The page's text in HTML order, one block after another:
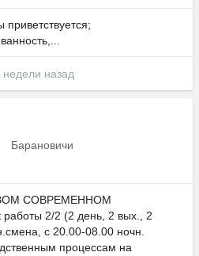
приветствуется;
назад
Барановичи
СОВРЕМЕННОМ
2/2 (2 день, 2 вых., 2
с 20.00-08.00 ночн.
процессам на